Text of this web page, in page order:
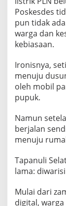
Poskesdes
pun tidak
warga dan
kebiasaan.
Ironisnya,
menuju
oleh mobil
pupuk.
Namun
berjalan
menuju
Tapanuli
lama:
Mulai dari
digital,